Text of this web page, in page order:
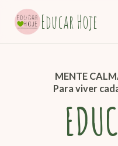
Educar Hoje
MENTE
Para viver